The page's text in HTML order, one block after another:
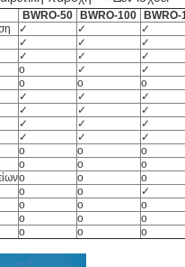
BWRO-50 BWRO-100
BWRO-
✓ ✓
✓
✓ ✓
✓
✓ ✓
✓
ο ✓
✓
ο ο
ο
✓ ✓
✓
✓ ✓
✓
✓ ✓
✓
✓ ✓
✓
ο ο
ο
ο ο
ο
ο ο
ο
ο ο
✓
ο ο
ο
ο ο
ο
ο ο ο